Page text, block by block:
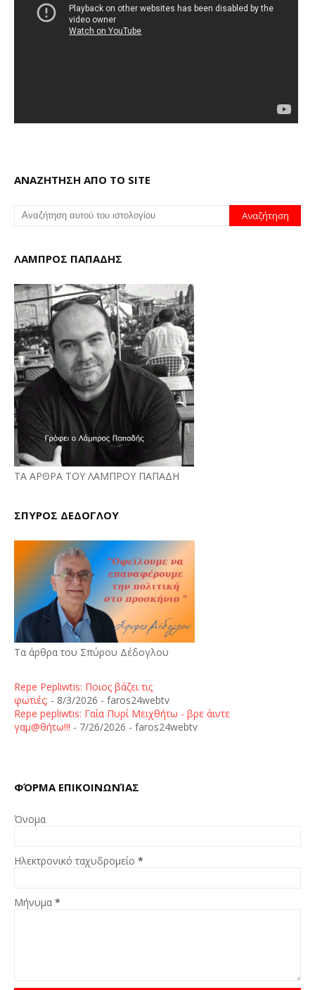
ΑΝΑΖΗΤΗΣΗ ΑΠΟ ΤΟ SITE
ΛΑΜΠΡΟΣ ΠΑΠΑΔΗΣ
ΤΑ ΑΡΘΡΑ ΤΟΥ ΛΑΜΠΡΟΥ ΠΑΠΑΔΗ
ΣΠΥΡΟΣ ΔΕΔΟΓΛΟΥ
Τα άρθρα του Σπύρου Δέδογλου
Repe Pepliwtis: Ποιος βάζει τις
φωτιές; - 8/3/2026 - faros24webtv
Repe pepliwtis: Γαία Πυρί Μειχθήτω - βρε άιντε
γαμ@θήτω!!! - 7/26/2026 - faros24webtv
ΦΌΡΜΑ ΕΠΙΚΟΙΝΩΝΊΑΣ
Όνομα
Ηλεκτρονικό ταχυδρομείο *
Μήνυμα *